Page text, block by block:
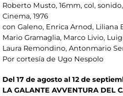
Roberto Musto, 16mm, col,
Cinema, 1976
con Galeno, Enrica Arnod, Liliana
Mario Gramaglia, Marco Livio,
Laura Remondino, Antonmario
Por cortesía de Ugo Nespolo
Del 17 de agosto al 12 de
LA GALANTE AVVENTURA DEL